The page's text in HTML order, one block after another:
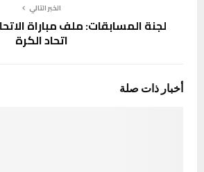
الخبر التالي
لجنة المسابقات: ملف مباراة
اتحاد الكرة
أخبار ذات صلة